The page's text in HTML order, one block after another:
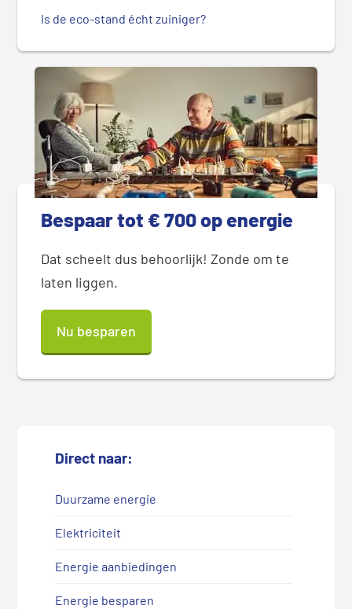
Is de eco-stand écht zuiniger?
Bespaar tot € 700 op energie
Dat scheelt dus behoorlijk! Zonde om te
laten liggen.
Nu besparen
Direct naar:
Duurzame energie
Elektriciteit
Energie aanbiedingen
Energie besparen